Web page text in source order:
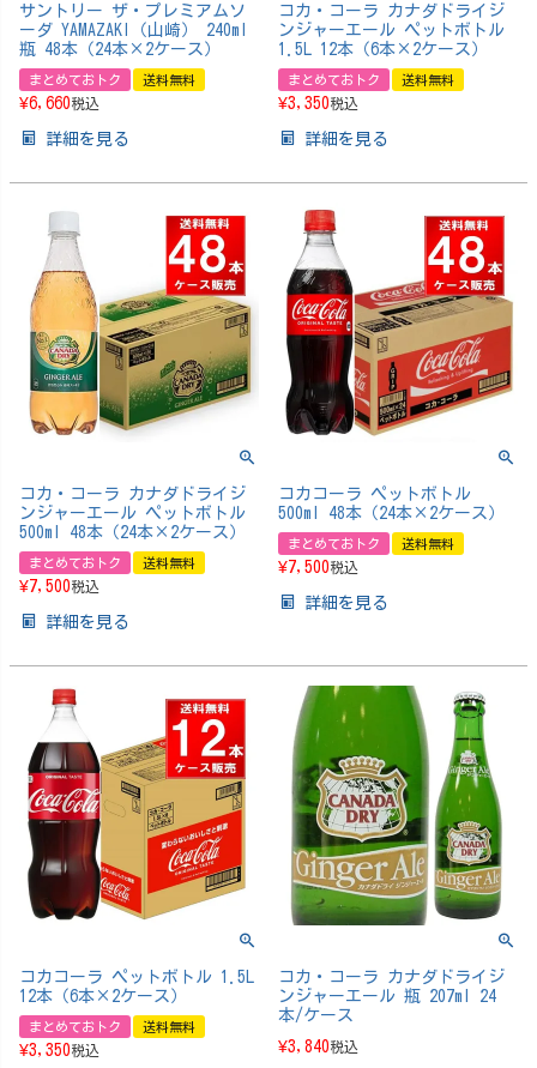
サントリー ザ・プレミアムソ
ーダ YAMAZAKI（山崎） 240ml
瓶 48本（24本×2ケース）
まとめておトク 送料無料
¥6,660税込
詳細を見る
コカ・コーラ カナダドライジ
ンジャーエール ペットボトル
1.5L 12本（6本×2ケース）
まとめておトク 送料無料
¥3,350税込
詳細を見る
コカ・コーラ カナダドライジ
ンジャーエール ペットボトル
500ml 48本（24本×2ケース）
まとめておトク 送料無料
¥7,500税込
詳細を見る
コカコーラ ペットボトル
500ml 48本（24本×2ケース）
まとめておトク 送料無料
¥7,500税込
詳細を見る
コカコーラ ペットボトル 1.5L
12本（6本×2ケース）
まとめておトク 送料無料
¥3,350税込
コカ・コーラ カナダドライジ
ンジャーエール 瓶 207ml 24
本/ケース
¥3,840税込